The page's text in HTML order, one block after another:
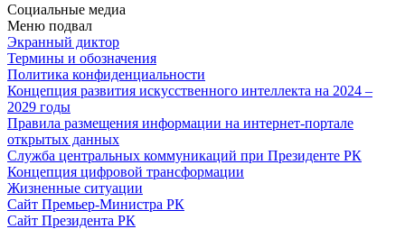
Социальные медиа
Меню подвал
Экранный диктор
Термины и обозначения
Политика конфиденциальности
Концепция развития искусственного интеллекта на 2024 –
2029 годы
Правила размещения информации на интернет-портале
открытых данных
Служба центральных коммуникаций при Президенте РК
Концепция цифровой трансформации
Жизненные ситуации
Сайт Премьер-Министра РК
Сайт Президента РК